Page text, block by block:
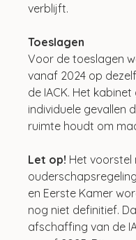
verblijft.
Toeslagen
Voor de toeslagen
vanaf 2024 op
de IACK. Het
individuele gevallen
ruimte houdt om
Let op! Het
en Eerste Kamer
nog niet definitief.
afschaffing van de